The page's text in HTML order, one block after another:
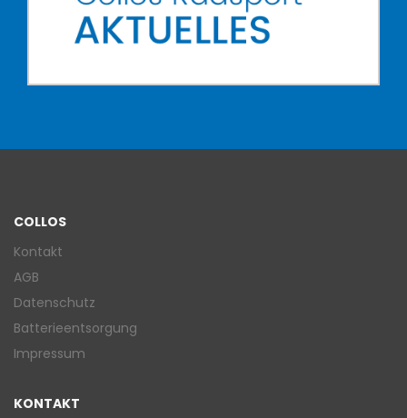
COLLOS
Kontakt
AGB
Datenschutz
Batterieentsorgung
Impressum
KONTAKT